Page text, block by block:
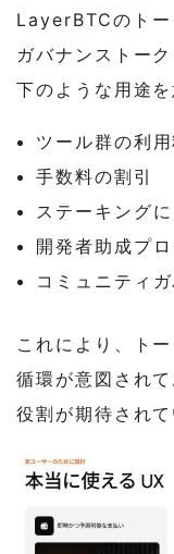
LayerBTCのトー
ガバナンストー
下のような用途
ツール群の利
手数料の割引
ステーキング
開発者助成プ
コミュニティ
これにより、ト
循環が意図され
役割が期待されて